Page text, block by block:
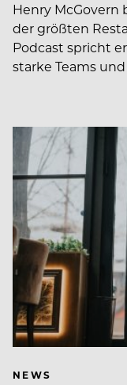
Henry McGovern
der größten
Podcast spricht
starke Teams
NEWS